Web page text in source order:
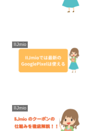
IIJmio
IIJmio